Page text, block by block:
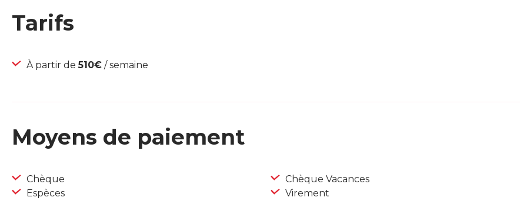
Tarifs
À partir de510€ / semaine
Moyens de paiement
Chèque
Espèces
Chèque Vacances
Virement